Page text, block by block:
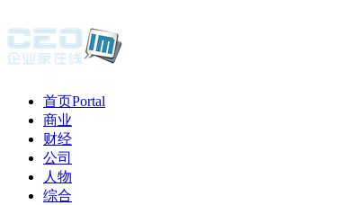
首页Portal
商业
财经
公司
人物
综合